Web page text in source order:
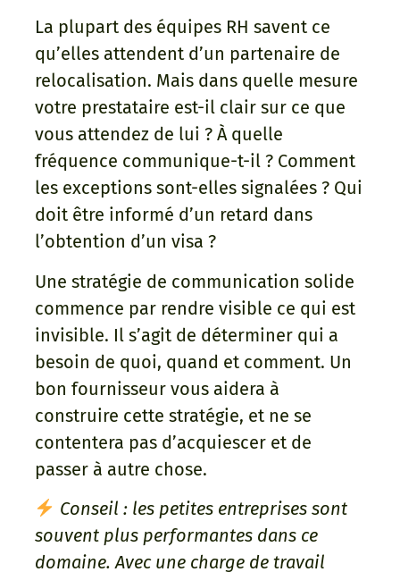
La plupart des équipes RH savent ce
qu’elles attendent d’un partenaire de
relocalisation. Mais dans quelle mesure
votre prestataire est-il clair sur ce que
vous attendez de lui ? À quelle
fréquence communique-t-il ? Comment
les exceptions sont-elles signalées ? Qui
doit être informé d’un retard dans
l’obtention d’un visa ?
Une stratégie de communication solide
commence par rendre visible ce qui est
invisible. Il s’agit de déterminer qui a
besoin de quoi, quand et comment. Un
bon fournisseur vous aidera à
construire cette stratégie, et ne se
contentera pas d’acquiescer et de
passer à autre chose.
Conseil : les petites entreprises sont
souvent plus performantes dans ce
domaine. Avec une charge de travail